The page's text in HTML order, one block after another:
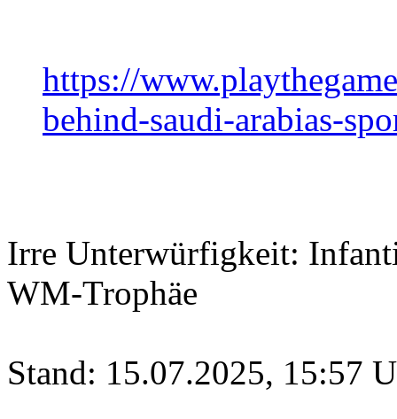
https://
behind-saudi-arabias-
Irre Unterwürfigkeit:
WM-Trophäe
Stand: 15.07.2025, 15:57